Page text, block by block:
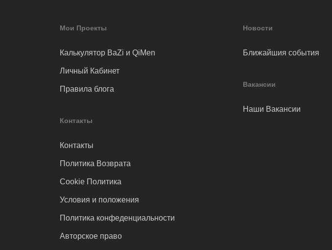
Мои Проекты
Калькулятор BaZi и QiMen
Личный Кабинет
Правила блога
Контакты
Контакты
Политика Возврата
Cookie Политика
Условия и положения
Политика конфеденциальности
Авторское право
Новости
Ближайшия события
Вакансии
Наши Вакансии